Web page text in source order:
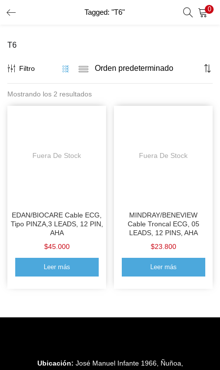
Tagged: "T6" 0
INICIO DE SESIÓN
Introduzca su nombre de usuario y contraseña para iniciar
Recordar Datos
Recuperar Contraseña
T6
Filtro
Mostrando los 2 resultados
Fuera De Stock
EDAN/BIOCARE Cable ECG,
Tipo PINZA,3 LEADS, 12 PIN,
AHA
$45.000
Leer más
Fuera De Stock
MINDRAY/BENEVIEW
Cable Troncal ECG, 05
LEADS, 12 PINS, AHA
$23.800
Leer más
Ubicación: José Manuel Infante 1966, Ñuñoa,